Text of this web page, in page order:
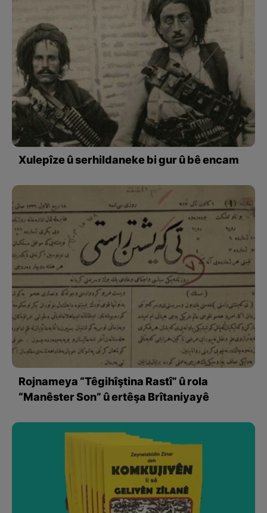
Xulepîze û serhildaneke bi gur û bê encam
Rojnameya “Têgihîştina Rastî” û rola
“Manêster Son” û ertêşa Brîtaniyayê